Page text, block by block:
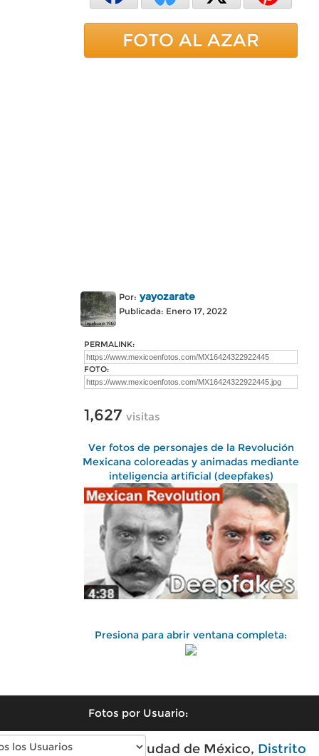
FOTO AL AZAR
Por: yayozarate
Publicada: Enero 17, 2022
PERMALINK:
FOTO:
1,627 visitas
Ver fotos de personajes de la Revolución
Mexicana coloreadas y animadas mediante
inteligencia artificial (deepfakes)
Presiona para abrir ventana completa:
Fotos por Usuario:
Fotos antiguas de Ciudad de México, Distrito